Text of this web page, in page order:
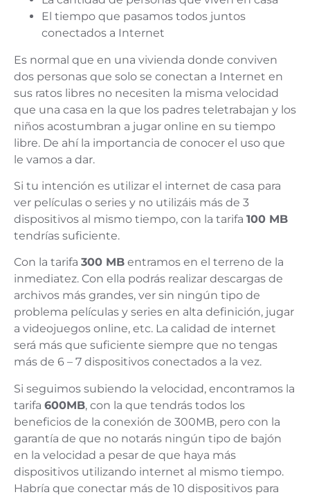
El tiempo que pasamos todos juntos
conectados a Internet
Es normal que en una vivienda donde conviven
dos personas que solo se conectan a Internet en
sus ratos libres no necesiten la misma velocidad
que una casa en la que los padres teletrabajan y los
niños acostumbran a jugar online en su tiempo
libre. De ahí la importancia de conocer el uso que
le vamos a dar.
Si tu intención es utilizar el internet de casa para
ver películas o series y no utilizáis más de 3
dispositivos al mismo tiempo, con la tarifa 100 MB
tendrías suficiente.
Con la tarifa 300 MB entramos en el terreno de la
inmediatez. Con ella podrás realizar descargas de
archivos más grandes, ver sin ningún tipo de
problema películas y series en alta definición, jugar
a videojuegos online, etc. La calidad de internet
será más que suficiente siempre que no tengas
más de 6 – 7 dispositivos conectados a la vez.
Si seguimos subiendo la velocidad, encontramos la
tarifa 600MB, con la que tendrás todos los
beneficios de la conexión de 300MB, pero con la
garantía de que no notarás ningún tipo de bajón
en la velocidad a pesar de que haya más
dispositivos utilizando internet al mismo tiempo.
Habría que conectar más de 10 dispositivos para